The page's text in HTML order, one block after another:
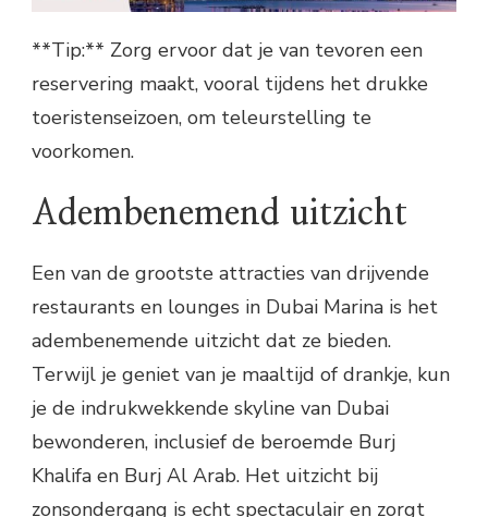
**Tip:** Zorg ervoor dat je van tevoren een
reservering maakt, vooral tijdens het drukke
toeristenseizoen, om teleurstelling te
voorkomen.
Adembenemend uitzicht
Een van de grootste attracties van drijvende
restaurants en lounges in Dubai Marina is het
adembenemende uitzicht dat ze bieden.
Terwijl je geniet van je maaltijd of drankje, kun
je de indrukwekkende skyline van Dubai
bewonderen, inclusief de beroemde Burj
Khalifa en Burj Al Arab. Het uitzicht bij
zonsondergang is echt spectaculair en zorgt